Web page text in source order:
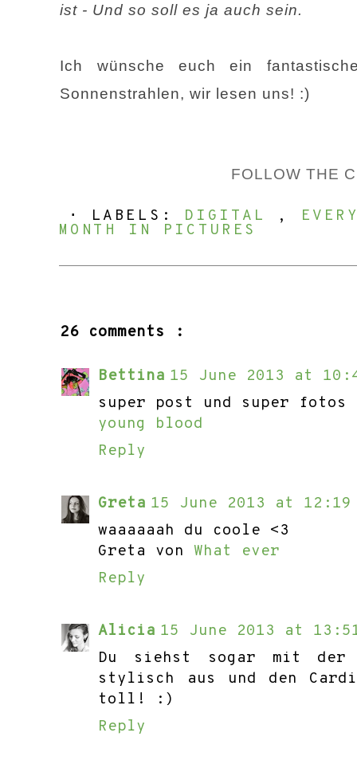
ist - Und so soll es ja auch sein.
Ich wünsche euch ein
Sonnenstrahlen, wir lesen uns! :)
FOLLOWTHE
⋅ LABELS: DIGITAL ,
MONTH IN PICTURES
26 comments :
Bettina 15 June 2013 at
super post und super
young blood
Reply
Greta 15 June 2013 at 12:19
waaaaaah du coole <3
Greta von What ever
Reply
Alicia 15 June 2013 at
Du siehst sogar mit der
stylisch aus und den
toll! :)
Reply